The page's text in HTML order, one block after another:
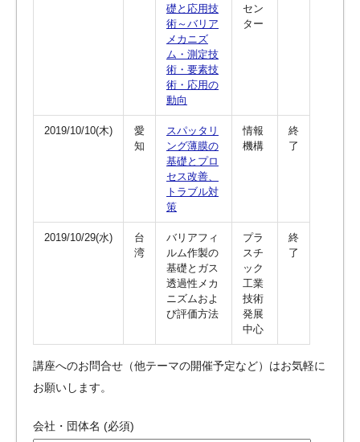
礎と応用技
術～バリア
メカニズ
ム・測定技
術・要素技
術・応用の
動向
セン
ター
2019/10/10(木)
愛
知
スパッタリ
ング薄膜の
基礎とプロ
セス改善、
トラブル対
策
情報
機構
終
了
2019/10/29(水)
台
湾
バリアフィ
ルム作製の
基礎とガス
透過性メカ
ニズムおよ
び評価方法
プラ
スチ
ック
工業
技術
発展
中心
終
了
講座へのお問合せ（他テーマの開催予定など）はお気軽に
お願いします。
会社・団体名 (必須)